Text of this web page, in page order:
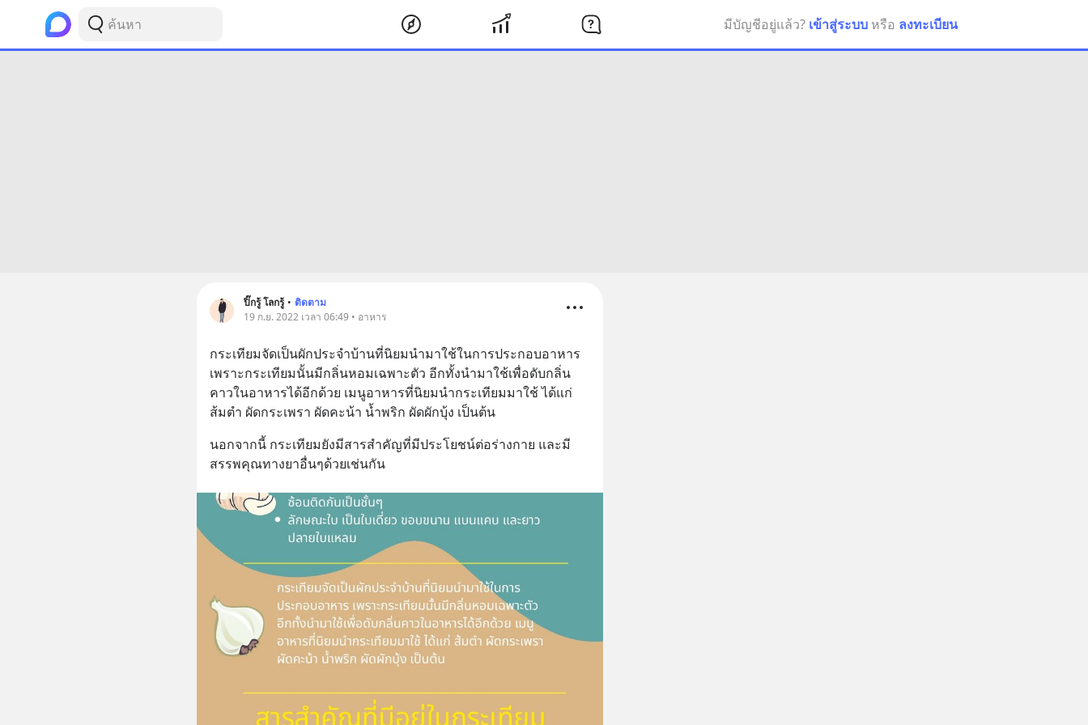
มีบัญชีอยู่แล้ว? เข้าสู่ระบบ หรือ ลงทะเบียน
ปิ๊กรู้ โลกรู้ • ติดตาม
19 ก.ย. 2022 เวลา 06:49 • อาหาร
กระเทียมจัดเป็นผักประจำบ้านที่นิยมนำมาใช้ในการประกอบอาหาร
เพราะกระเทียมนั้นมีกลิ่นหอมเฉพาะตัว อีกทั้งนำมาใช้เพื่อดับกลิ่น
คาวในอาหารได้อีกด้วย เมนูอาหารที่นิยมนำกระเทียมมาใช้ ได้แก่
ส้มตำ ผัดกระเพรา ผัดคะน้า น้ำพริก ผัดผักบุ้ง เป็นต้น
นอกจากนี้ กระเทียมยังมีสารสำคัญที่มีประโยชน์ต่อร่างกาย และมี
สรรพคุณทางยาอื่นๆด้วยเช่นกัน